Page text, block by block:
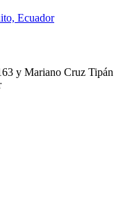
y Mariano Cruz Tipán